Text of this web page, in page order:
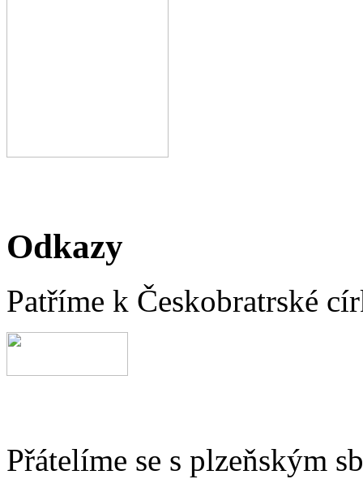
Odkazy
Patříme k Českobratrské
Přátelíme se s plzeňským